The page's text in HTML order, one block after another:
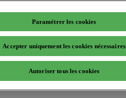
Paramétrer les cookies
Accepter uniquement les cookies nécessaires
Autoriser tous les cookies